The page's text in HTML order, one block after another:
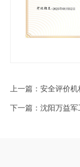
上一篇 ：安全评价
下一篇 ：沈阳万益